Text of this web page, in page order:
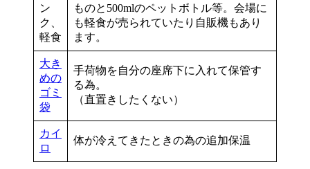
ン
ク、
軽食
ものと500mlのペットボトル等。会場に
も軽食が売られていたり自販機もあり
ます。
大き
めの
ゴミ
袋
手荷物を自分の座席下に入れて保管す
る為。
（直置きしたくない）
カイ
ロ
体が冷えてきたときの為の追加保温